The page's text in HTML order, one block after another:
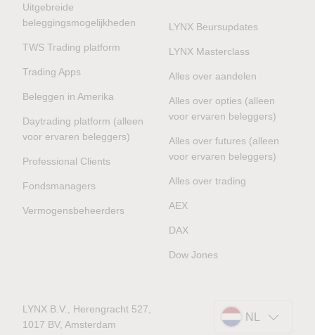
Uitgebreide
beleggingsmogelijkheden
TWS Trading platform
Trading Apps
Beleggen in Amerika
Daytrading platform (alleen
voor ervaren beleggers)
Professional Clients
Fondsmanagers
Vermogensbeheerders
LYNX Beursupdates
LYNX Masterclass
Alles over aandelen
Alles over opties (alleen
voor ervaren beleggers)
Alles over futures (alleen
voor ervaren beleggers)
Alles over trading
AEX
DAX
Dow Jones
LYNX B.V., Herengracht 527,
1017 BV, Amsterdam
NL